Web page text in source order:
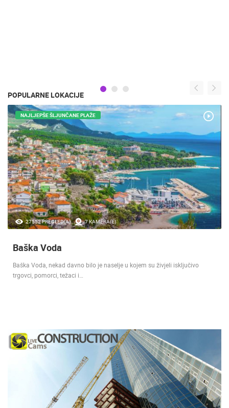
POPULARNE LOKACIJE
27552 PREGLED(A) 7 KAMERA(E)
NAJLJEPŠE ŠLJUNČANE PLAŽE
Baška Voda
Baška Voda, nekad davno bilo je naselje u kojem su živjeli isključivo
trgovci, pomorci, težaci i…